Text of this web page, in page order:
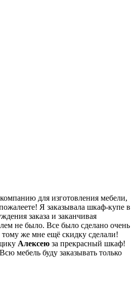
для изготовления мебели,
Я заказывала шкаф-купе в
заказа и заканчивая
не было. Все было сделано очень
же мне ещё скидку сделали!
Алексею за прекрасный шкаф!
мебель буду заказывать только